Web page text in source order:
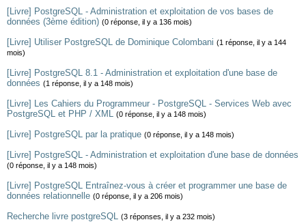
[Livre] PostgreSQL - Administration et exploitation de vos bases de
données (3ème édition) (0 réponse, il y a 136 mois)
[Livre] Utiliser PostgreSQL de Dominique Colombani (1 réponse, il y a 144
mois)
[Livre] PostgreSQL 8.1 - Administration et exploitation d'une base de
données (1 réponse, il y a 148 mois)
[Livre] Les Cahiers du Programmeur - PostgreSQL - Services Web avec
PostgreSQL et PHP / XML (0 réponse, il y a 148 mois)
[Livre] PostgreSQL par la pratique (0 réponse, il y a 148 mois)
[Livre] PostgreSQL - Administration et exploitation d'une base de données
(0 réponse, il y a 148 mois)
[Livre] PostgreSQL Entraînez-vous à créer et programmer une base de
données relationnelle (0 réponse, il y a 206 mois)
Recherche livre postgreSQL (3 réponses, il y a 232 mois)